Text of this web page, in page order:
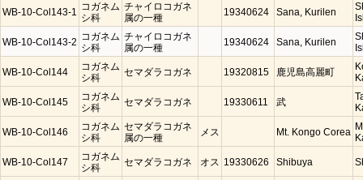
WB-10-Col143-1 コガネム
シ科
チャイロコガネ
属の一種
19340624 Sana, Kurilen
WB-10-Col143-2 コガネム
シ科
チャイロコガネ
属の一種
19340624 Sana, Kurilen
WB-10-Col144
コガネム
シ科
セマダラコガネ 19320815 鹿児島高麗町
WB-10-Col145
コガネム
シ科
セマダラコガネ 19330611 武
WB-10-Col146
コガネム
シ科
セマダラコガネ
属の一種
メス Mt. Kongo Corea
WB-10-Col147
コガネム
シ科
セマダラコガネ オス 19330626 Shibuya